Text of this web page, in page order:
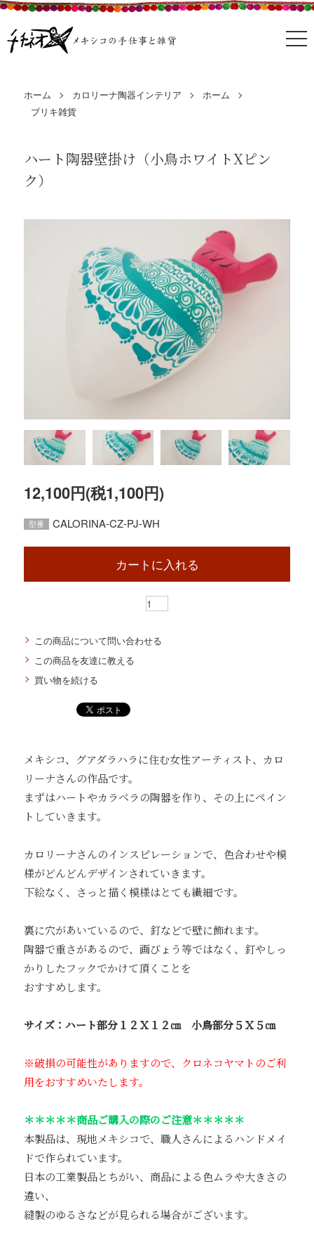
ホーム カロリーナ陶器インテリア
ホーム
ブリキ雑貨
ハート陶器壁掛け（小鳥ホワイトXピン
ク）
12,100円(税1,100円)
型番 CALORINA-CZ-PJ-WH
カートに入れる
この商品について問い合わせる
この商品を友達に教える
買い物を続ける
メキシコ、グアダラハラに住む女性アーティスト、カロ
リーナさんの作品です。
まずはハートやカラベラの陶器を作り、その上にペイン
トしていきます。
カロリーナさんのインスピレーションで、色合わせや模
様がどんどんデザインされていきます。
下絵なく、さっと描く模様はとても繊細です。
裏に穴があいているので、釘などで壁に飾れます。
陶器で重さがあるので、画びょう等ではなく、釘やしっ
かりしたフックでかけて頂くことを
おすすめします。
サイズ：ハート部分１２Ｘ１２㎝ 小鳥部分５Ｘ５㎝
※破損の可能性がありますので、クロネコヤマトのご利
用をおすすめいたします。
＊＊＊＊＊商品ご購入の際のご注意＊＊＊＊＊
本製品は、現地メキシコで、職人さんによるハンドメイ
ドで作られています。
日本の工業製品とちがい、商品による色ムラや大きさの
違い、
縫製のゆるさなどが見られる場合がございます。